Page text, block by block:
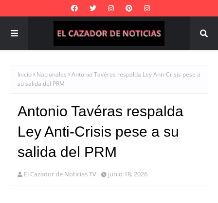
Inicio Nacionales
Antonio Tavéras respalda Ley Anti-Crisis pese a
su salida del PRM
Antonio Tavéras respalda
Ley Anti-Crisis pese a su
salida del PRM
El Cazador de Noticias TV junio 18, 2026